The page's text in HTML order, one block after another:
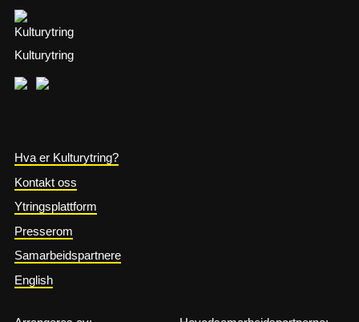
Kulturytring
Hva er Kulturytring?
Kontakt oss
Ytringsplattform
Presserom
Samarbeidspartnere
English